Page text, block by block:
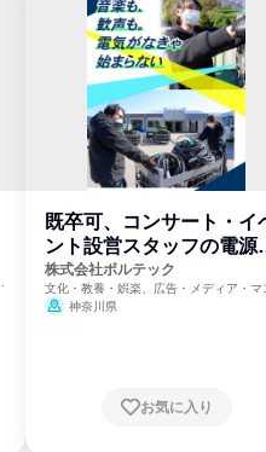
既卒可、コンサート・イ
ント設営スタッフの電源
門
株式会社ボルテック
文化・教養・娯楽、広告・メディア・マ
ミ、電力・ガス・水道・エネルギー
神奈川県
お気に入り